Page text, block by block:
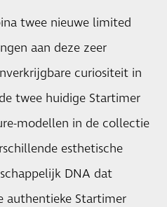
twee nieuwe limited
aan deze zeer
curiositeit in
twee huidige Startimer
modellen in de collectie
esthetische
DNA dat
authentieke Startimer